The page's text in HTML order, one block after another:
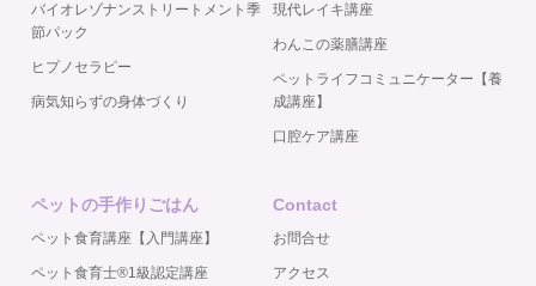
バイオレゾナンストリートメント季
節パック
ヒプノセラピー
病気知らずの身体づくり
現代レイキ講座
わんこの薬膳講座
ペットライフコミュニケーター【養
成講座】
口腔ケア講座
ペットの手作りごはん
ペット食育講座【入門講座】
ペット食育士®️1級認定講座
Contact
お問合せ
アクセス